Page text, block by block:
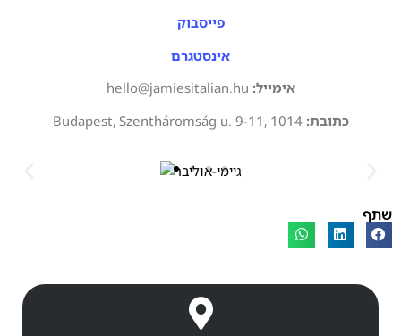
פייסבוק
אינסטגרם
אימייל: @jamiesitalian.hu
כתובת: Budapest, Szentháromság u. 9-11, 1014
שתף